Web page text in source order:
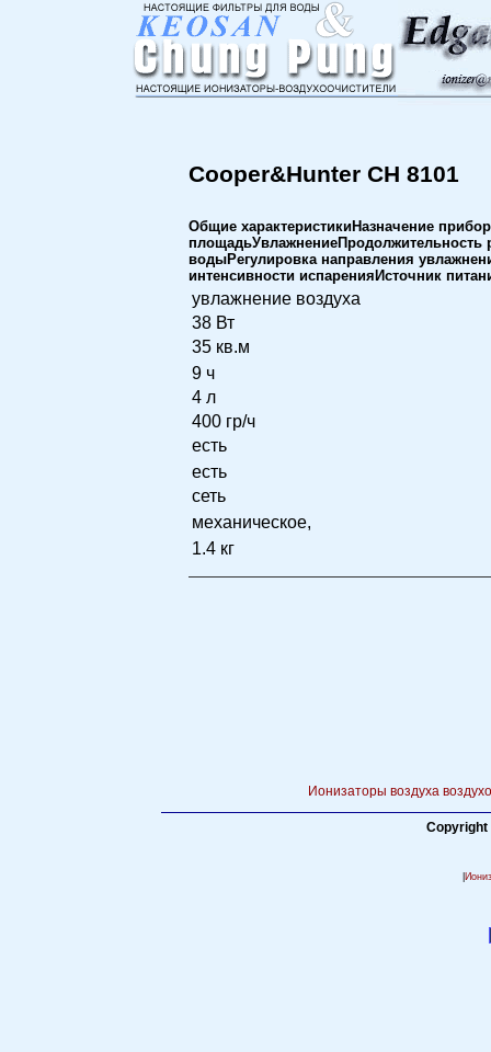
Cooper&Hunter CH 8101
Общие характеристикиНазначение
площадьУвлажнениеПродолжительность
водыРегулировка направления
интенсивности испаренияИсточник
увлажнение воздуха
38 Вт
35 кв.м
9 ч
4 л
400 гр/ч
есть
есть
сеть
механическое,
1.4 кг
Ионизаторы воздуха
Copyright